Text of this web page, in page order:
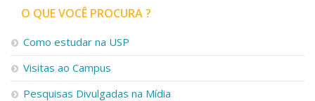
O QUE VOCÊ PROCURA ?
Como estudar na USP
Visitas ao Campus
Pesquisas Divulgadas na Mídia